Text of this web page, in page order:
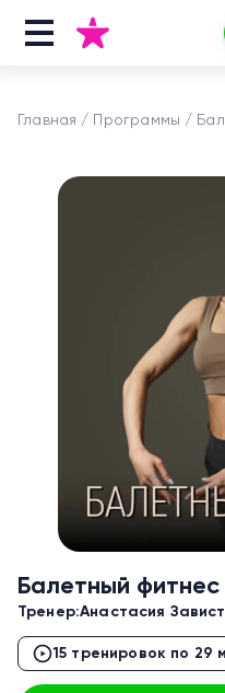
Главная Программы
Балетный фитнес
Тренер:Анастасия
15 тренировок по 29